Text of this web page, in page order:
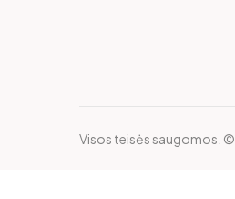
Visos teisės saugomos. ©